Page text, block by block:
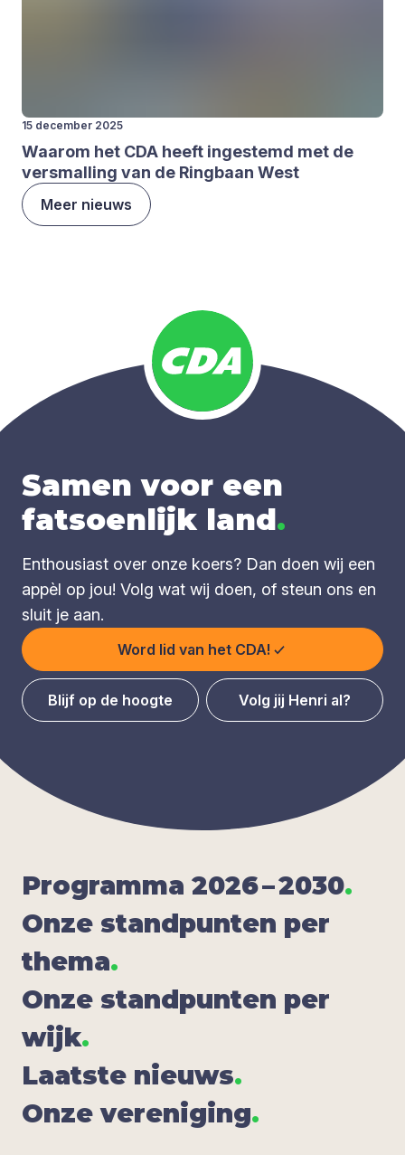
15 december 2025
Waar­om het CDA heeft inge­stemd met de
ver­smal­ling van de Ring­baan West
Meer nieuws
Samen voor een
fatsoenlijk land.
Enthousiast over onze koers? Dan doen wij een
appèl op jou! Volg wat wij doen, of steun ons en
sluit je aan.
Word lid van het CDA!
Blijf op de hoogte Volg jij Henri al?
Pro­gram­ma 2026–2030.
Onze stand­pun­ten per
the­ma.
Onze stand­pun­ten per
wijk.
Laat­ste nieuws.
Onze ver­e­ni­ging.